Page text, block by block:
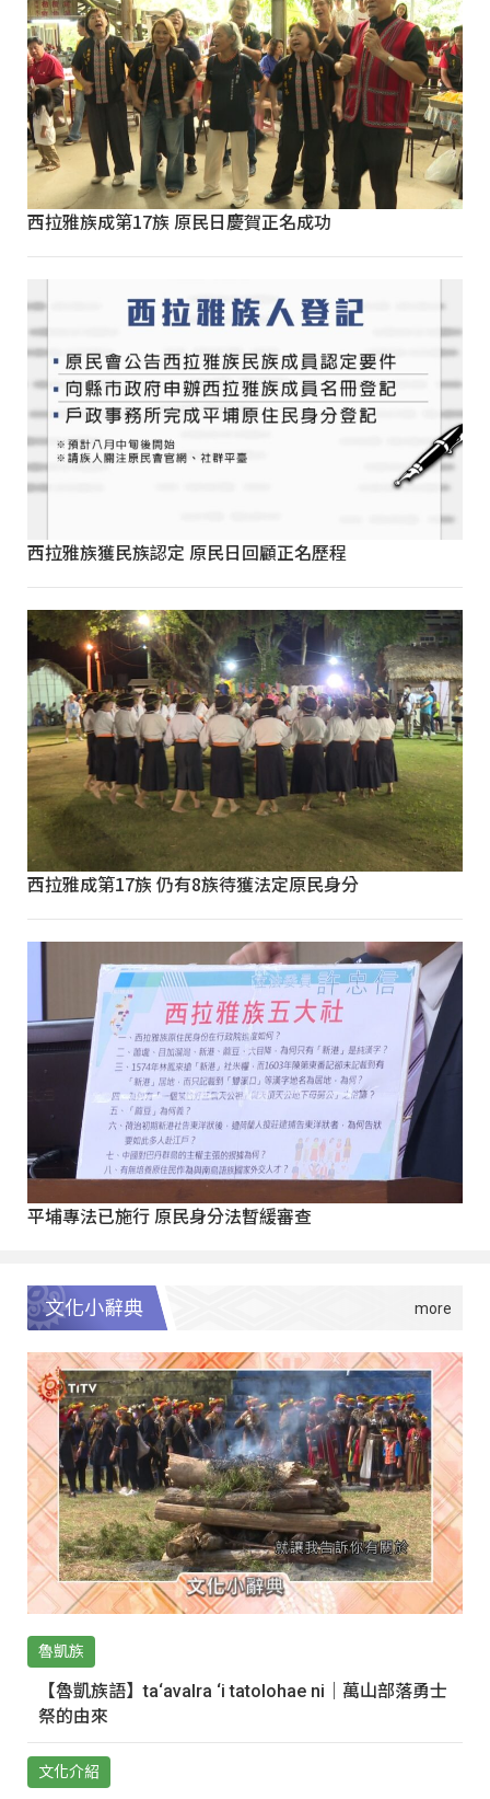
西拉雅族成第17族 原民日慶賀正名成功
西拉雅族獲民族認定 原民日回顧正名歷程
西拉雅成第17族 仍有8族待獲法定原民身分
平埔專法已施行 原民身分法暫緩審查
文化小辭典
魯凱族
【魯凱族語】ta‘avalra ‘i tatolohae ni｜萬山部落勇士
祭的由來
文化介紹